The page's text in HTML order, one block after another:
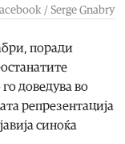
/ Serge Gnabry
поради
доведува во
репрезентација
синоќа